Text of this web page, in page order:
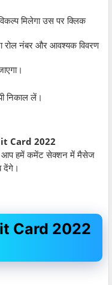
मिलेगा उस पर क्लिक
रोल नंबर और आवश्यक विवरण
निकाल लें।
Card 2022
आप हमें कमेंट सेक्शन में मैसेज
देंगे।
Card 2022